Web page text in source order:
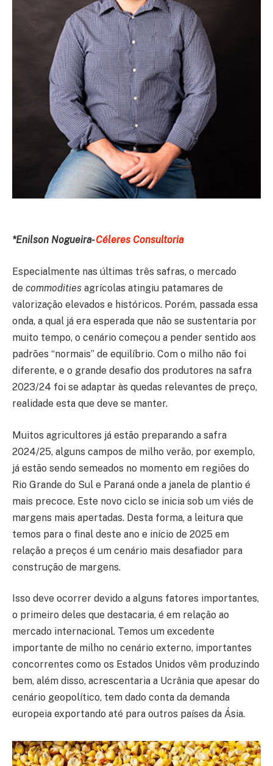
*Enilson Nogueira-Céleres Consultoria
Especialmente nas últimas três safras, o mercado
de commodities agrícolas atingiu patamares de
valorização elevados e históricos. Porém, passada essa
onda, a qual já era esperada que não se sustentaria por
muito tempo, o cenário começou a pender sentido aos
padrões “normais” de equilíbrio. Com o milho não foi
diferente, e o grande desafio dos produtores na safra
2023/24 foi se adaptar às quedas relevantes de preço,
realidade esta que deve se manter.
Muitos agricultores já estão preparando a safra
2024/25, alguns campos de milho verão, por exemplo,
já estão sendo semeados no momento em regiões do
Rio Grande do Sul e Paraná onde a janela de plantio é
mais precoce. Este novo ciclo se inicia sob um viés de
margens mais apertadas. Desta forma, a leitura que
temos para o final deste ano e início de 2025 em
relação a preços é um cenário mais desafiador para
construção de margens.
Isso deve ocorrer devido a alguns fatores importantes,
o primeiro deles que destacaria, é em relação ao
mercado internacional. Temos um excedente
importante de milho no cenário externo, importantes
concorrentes como os Estados Unidos vêm produzindo
bem, além disso, acrescentaria a Ucrânia que apesar do
cenário geopolítico, tem dado conta da demanda
europeia exportando até para outros países da Ásia.